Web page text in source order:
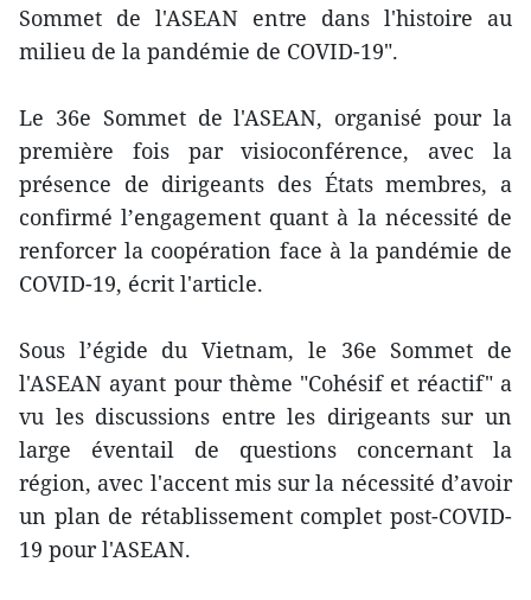
Sommet de l'ASEAN entre dans l'histoire au
milieu de la pandémie de COVID-19".
Le 36e Sommet de l'ASEAN, organisé pour la
première fois par visioconférence, avec la
présence de dirigeants des États membres, a
confirmé l’engagement quant à la nécessité de
renforcer la coopération face à la pandémie de
COVID-19, écrit l'article.
Sous l’égide du Vietnam, le 36e Sommet de
l'ASEAN ayant pour thème "Cohésif et réactif" a
vu les discussions entre les dirigeants sur un
large éventail de questions concernant la
région, avec l'accent mis sur la nécessité d’avoir
un plan de rétablissement complet post-COVID-
19 pour l'ASEAN.